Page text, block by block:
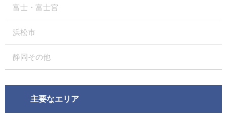
富士・富士宮
浜松市
静岡その他
主要なエリア